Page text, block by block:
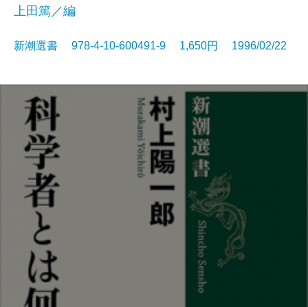
上田篤／編
新潮選書 978-4-10-600491-9 1,650円 1996/02/22